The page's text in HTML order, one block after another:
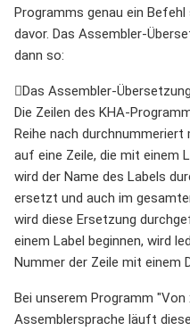
Programms genau ein
davor. Das Assembler-
dann so:
Das Assembler-
Die Zeilen des KHA-
Reihe nach
auf eine Zeile, die mit einem
wird der Name des Labels
ersetzt und auch im
wird diese Ersetzung
einem Label beginnen, wird
Nummer der Zeile mit einem
Bei unserem Programm
Assemblersprache läuft